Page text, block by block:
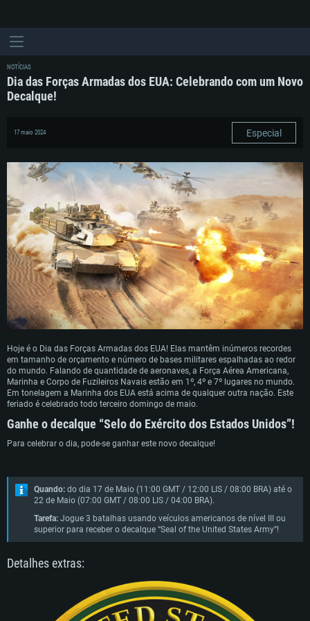
PC
MAC
NOTÍCIAS
Dia das Forças Armadas dos EUA: Celebrando com um Novo
Decalque!
17 maio 2024 Especial
Hoje é o Dia das Forças Armadas dos EUA! Elas mantêm inúmeros recordes
em tamanho de orçamento e número de bases militares espalhadas ao redor
do mundo. Falando de quantidade de aeronaves, a Força Aérea Americana,
Marinha e Corpo de Fuzileiros Navais estão em 1º, 4º e 7º lugares no mundo.
Em tonelagem a Marinha dos EUA está acima de qualquer outra nação. Este
feriado é celebrado todo terceiro domingo de maio.
Ganhe o decalque “Selo do Exército dos Estados Unidos”!
Para celebrar o dia, pode-se ganhar este novo decalque!
Quando: do dia 17 de Maio (11:00 GMT / 12:00 LIS / 08:00 BRA) até o
22 de Maio (07:00 GMT / 08:00 LIS / 04:00 BRA).
Tarefa: Jogue 3 batalhas usando veículos americanos de nível III ou
superior para receber o decalque “Seal of the United States Army”!
Detalhes extras: